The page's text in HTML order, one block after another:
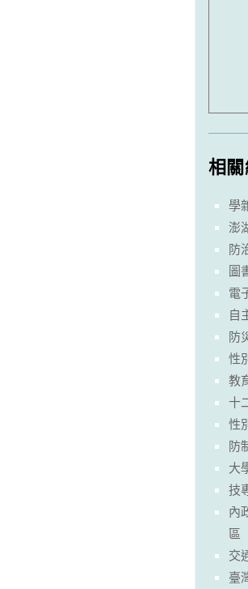
相
學
澎
防
圖
電
自
防
性
教
十
性
防
大
技
內
區
交
臺